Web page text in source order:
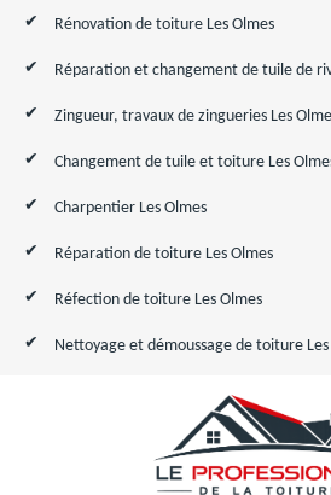
Rénovation de toiture Les Olmes
Réparation et changement de tuile de
Zingueur, travaux de zingueries Les
Changement de tuile et toiture Les
Charpentier Les Olmes
Réparation de toiture Les Olmes
Réfection de toiture Les Olmes
Nettoyage et démoussage de toiture Les